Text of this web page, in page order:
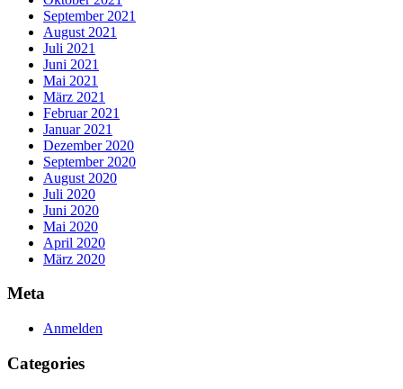
September 2021
August 2021
Juli 2021
Juni 2021
Mai 2021
März 2021
Februar 2021
Januar 2021
Dezember 2020
September 2020
August 2020
Juli 2020
Juni 2020
Mai 2020
April 2020
März 2020
Meta
Anmelden
Categories